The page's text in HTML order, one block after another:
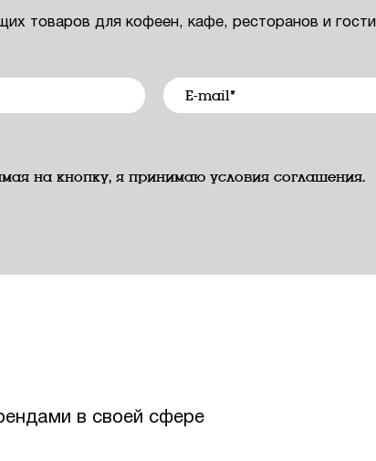
товаров для кофеен, кафе, ресторанов и
на кнопку, я принимаю условия соглашения.
в своей сфере